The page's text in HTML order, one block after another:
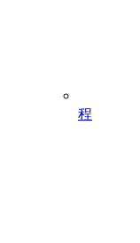
程